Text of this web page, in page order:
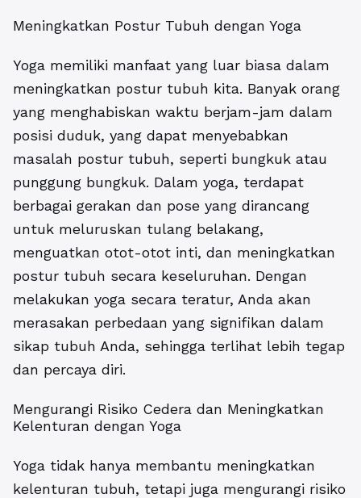
Meningkatkan Postur Tubuh dengan Yoga
Yoga memiliki manfaat yang luar biasa dalam
meningkatkan postur tubuh kita. Banyak orang
yang menghabiskan waktu berjam-jam dalam
posisi duduk, yang dapat menyebabkan
masalah postur tubuh, seperti bungkuk atau
punggung bungkuk. Dalam yoga, terdapat
berbagai gerakan dan pose yang dirancang
untuk meluruskan tulang belakang,
menguatkan otot-otot inti, dan meningkatkan
postur tubuh secara keseluruhan. Dengan
melakukan yoga secara teratur, Anda akan
merasakan perbedaan yang signifikan dalam
sikap tubuh Anda, sehingga terlihat lebih tegap
dan percaya diri.
Mengurangi Risiko Cedera dan Meningkatkan
Kelenturan dengan Yoga
Yoga tidak hanya membantu meningkatkan
kelenturan tubuh, tetapi juga mengurangi risiko